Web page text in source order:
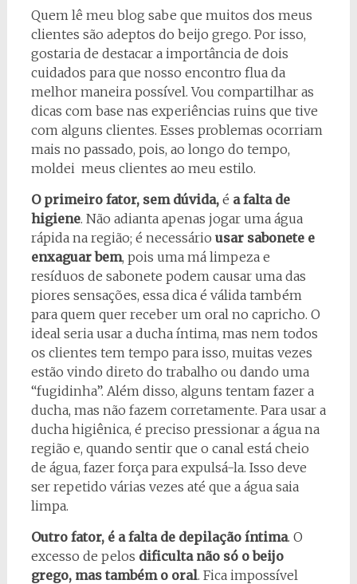
Quem lê meu blog sabe que muitos dos meus
clientes são adeptos do beijo grego. Por isso,
gostaria de destacar a importância de dois
cuidados para que nosso encontro flua da
melhor maneira possível. Vou compartilhar as
dicas com base nas experiências ruins que tive
com alguns clientes. Esses problemas ocorriam
mais no passado, pois, ao longo do tempo,
moldei meus clientes ao meu estilo.
O primeiro fator, sem dúvida,é a falta de
higiene. Não adianta apenas jogar uma água
rápida na região; é necessário usar sabonete e
enxaguar bem, pois uma má limpeza e
resíduos de sabonete podem causar uma das
piores sensações, essa dica é válida também
para quem quer receber um oral no capricho. O
ideal seria usar a ducha íntima, mas nem todos
os clientes tem tempo para isso, muitas vezes
estão vindo direto do trabalho ou dando uma
“fugidinha”. Além disso, alguns tentam fazer a
ducha, mas não fazem corretamente. Para usar a
ducha higiênica, é preciso pressionar a água na
região e, quando sentir que o canal está cheio
de água, fazer força para expulsá-la. Isso deve
ser repetido várias vezes até que a água saia
limpa.
Outro fator, é a falta de depilação íntima. O
excesso de pelos dificulta não só o beijo
grego, mas também o oral. Fica impossível